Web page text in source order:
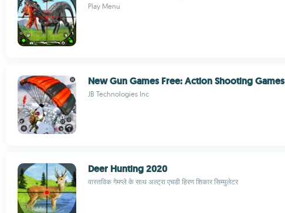
Play Menu
New Gun Games Free: Action Shooting Games
JB Technologies Inc
Deer Hunting 2020
वास्तविक गेमप्ले के साथ अल्ट्रा एचडी हिरण शिकार सिम्युलेटर